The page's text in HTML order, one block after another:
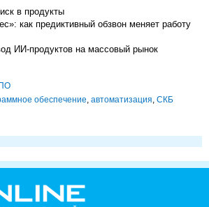
в продукты
как предиктивный обзвон меняет работу
ИИ-продуктов на массовый рынок
ПО
обеспечение, автоматизация, СКБ